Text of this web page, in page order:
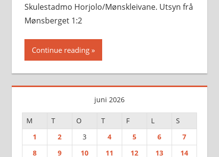
Skulestadmo Horjolo/Mønskleivane. Utsyn frå
Mønsberget 1:2
Continue reading
juni 2026
M T O T F L
S
1
2 3 4 5 6
7
8
9 10 11 12 13
14